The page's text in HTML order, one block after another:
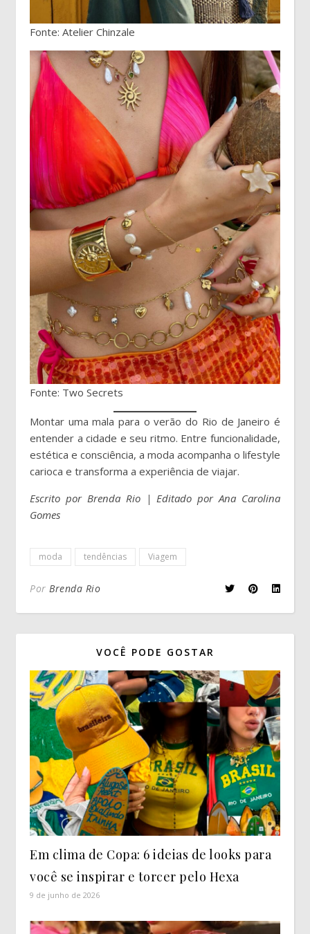
Fonte: Atelier Chinzale
Fonte: Two Secrets
Montar uma mala para o verão do Rio de Janeiro é
entender a cidade e seu ritmo. Entre funcionalidade,
estética e consciência, a moda acompanha o lifestyle
carioca e transforma a experiência de viajar.
Escrito por Brenda Rio | Editado por Ana Carolina
Gomes
moda tendências Viagem
Por Brenda Rio
VOCÊ PODE GOSTAR
Em clima de Copa: 6 ideias de looks para
você se inspirar e torcer pelo Hexa
9 de junho de 2026